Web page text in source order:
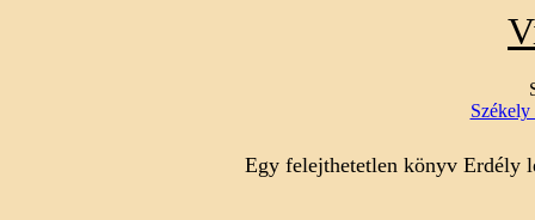
Székely
Egy felejthetetlen könyv Erdély